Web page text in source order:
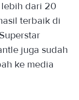
dari 20
terbaik di
juga sudah
ke media